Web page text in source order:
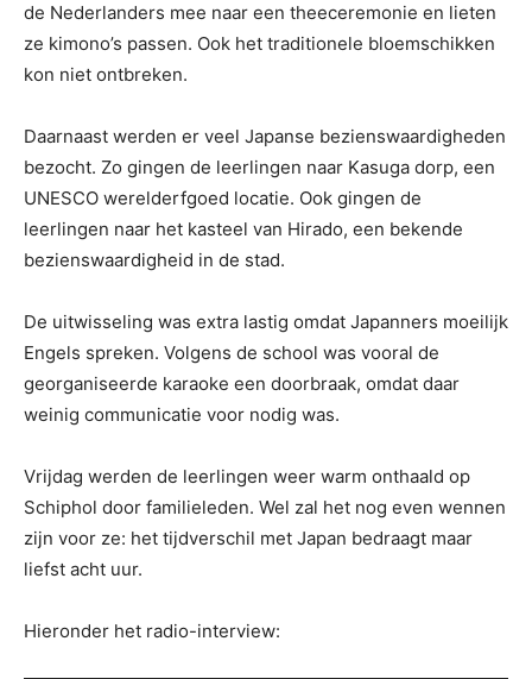
de Nederlanders mee naar een theeceremonie en lieten
ze kimono’s passen. Ook het traditionele bloemschikken
kon niet ontbreken.
Daarnaast werden er veel Japanse bezienswaardigheden
bezocht. Zo gingen de leerlingen naar Kasuga dorp, een
UNESCO werelderfgoed locatie. Ook gingen de
leerlingen naar het kasteel van Hirado, een bekende
bezienswaardigheid in de stad.
De uitwisseling was extra lastig omdat Japanners moeilijk
Engels spreken. Volgens de school was vooral de
georganiseerde karaoke een doorbraak, omdat daar
weinig communicatie voor nodig was.
Vrijdag werden de leerlingen weer warm onthaald op
Schiphol door familieleden. Wel zal het nog even wennen
zijn voor ze: het tijdverschil met Japan bedraagt maar
liefst acht uur.
Hieronder het radio-interview: